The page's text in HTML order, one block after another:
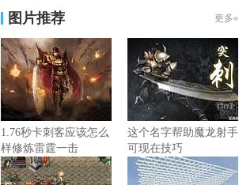
图片推荐 更多»
1.76秒卡刺客应该怎么
样修炼雷霆一击
这个名字帮助魔龙射手
可现在技巧